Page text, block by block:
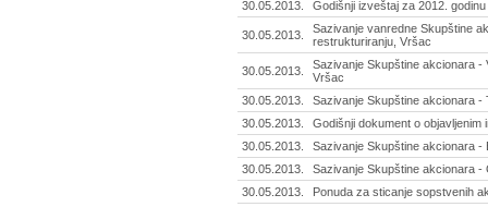
30.05.2013.
Godišnji izveštaj za 2012.
30.05.2013.
Sazivanje vanredne Skupštine
restrukturiranju, Vršac
30.05.2013.
Sazivanje Skupštine akcionara
Vršac
30.05.2013.
Sazivanje Skupštine akcionara -
30.05.2013.
Godišnji dokument o
30.05.2013.
Sazivanje Skupštine akcionara -
30.05.2013.
Sazivanje Skupštine akcionara -
30.05.2013.
Ponuda za sticanje sopstvenih